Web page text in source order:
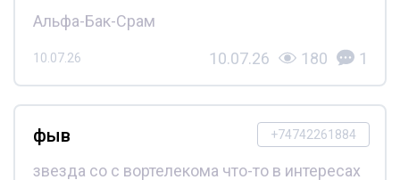
Альфа-Бак-Срам
10.07.26 10.07.26 180 1
+74742261884
фыв
звезда со с вортелекома что-то в интересах